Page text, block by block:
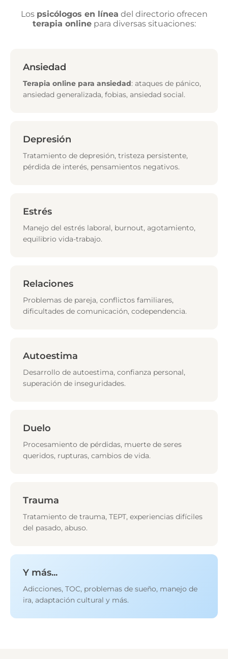
Los psicólogos en línea del directorio ofrecen
terapia onlinepara diversas situaciones:
Ansiedad
Terapia online para ansiedad: ataques de pánico,
ansiedad generalizada, fobias, ansiedad social.
Depresión
Tratamiento de depresión, tristeza persistente,
pérdida de interés, pensamientos negativos.
Estrés
Manejo del estrés laboral, burnout, agotamiento,
equilibrio vida-trabajo.
Relaciones
Problemas de pareja, conflictos familiares,
dificultades de comunicación, codependencia.
Autoestima
Desarrollo de autoestima, confianza personal,
superación de inseguridades.
Duelo
Procesamiento de pérdidas, muerte de seres
queridos, rupturas, cambios de vida.
Trauma
Tratamiento de trauma, TEPT, experiencias difíciles
del pasado, abuso.
Y más...
Adicciones, TOC, problemas de sueño, manejo de
ira, adaptación cultural y más.